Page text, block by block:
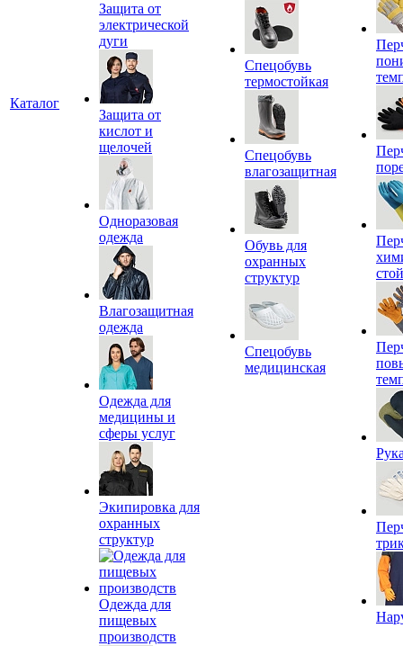
Каталог
Защита от
электрической
дуги
Защита от
кислот и
щелочей
Одноразовая
одежда
Влагозащитная
одежда
Одежда для
медицины и
сферы услуг
Экипировка для
охранных
структур
Одежда для
пищевых
производств
Спецобувь
термостойкая
Спецобувь
влагозащитная
Обувь для
охранных
структур
Спецобувь
медицинская